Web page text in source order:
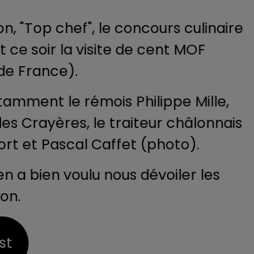
"Top chef", le concours culinaire
ce soir la visite de cent MOF
France).
le rémois Philippe Mille,
Crayères, le traiteur châlonnais
et Pascal Caffet (photo).
a bien voulu nous dévoiler les